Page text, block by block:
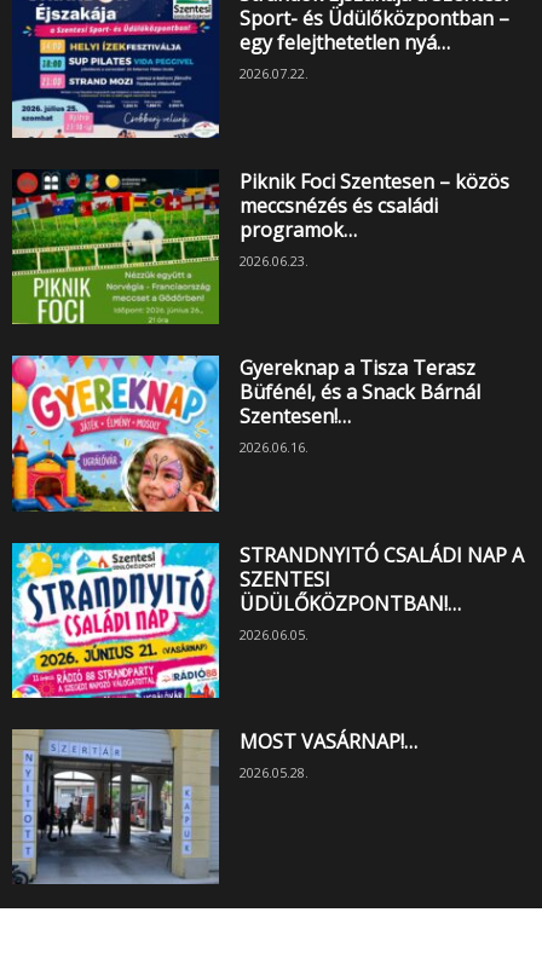
Sport- és Üdülőközpontban –
egy felejthetetlen nyá…
2026.07.22.
Piknik Foci Szentesen – közös
meccsnézés és családi
programok…
2026.06.23.
Gyereknap a Tisza Terasz
Büfénél, és a Snack Bárnál
Szentesen!…
2026.06.16.
STRANDNYITÓ CSALÁDI NAP A
SZENTESI
ÜDÜLŐKÖZPONTBAN!…
2026.06.05.
MOST VASÁRNAP!…
2026.05.28.